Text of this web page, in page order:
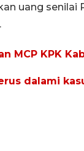
uang senilai
MCP KPK
dalami